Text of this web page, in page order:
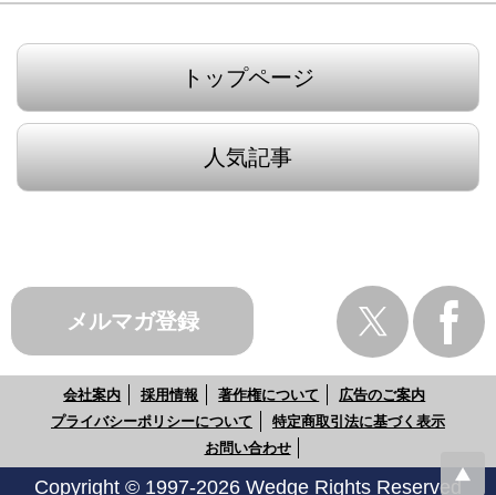
トップページ
人気記事
メルマガ登録
会社案内 採用情報 著作権について
広告のご案内
プライバシーポリシーについて
特定商取引法に基づく表示
お問い合わせ
Copyright © 1997-2026 Wedge Rights Reserved